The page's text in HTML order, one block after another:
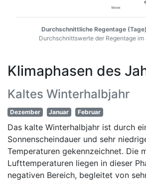
Durchschnittliche Regentage
Durchschnittswerte der Regentage im
Klimaphasen des
Kaltes Winterhalbjahr
Dezember Januar Februar
Das kalte Winterhalbjahr ist durch
Sonnenscheindauer und sehr
Temperaturen gekennzeichnet. Die
Lufttemperaturen liegen in dieser
negativen Bereich, begleitet von